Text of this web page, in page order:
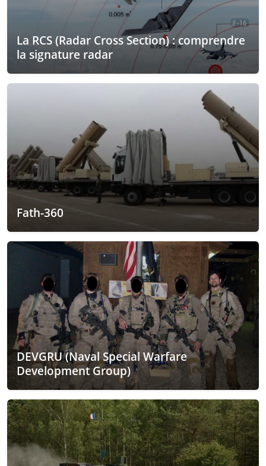
La RCS (Radar Cross Section) : comprendre
la signature radar
Fath-360
DEVGRU (Naval Special Warfare
Development Group)